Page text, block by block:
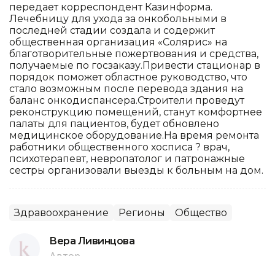
передает корреспондент Казинформа.
Лечебницу для ухода за онкобольными в
последней стадии создала и содержит
общественная организация «Солярис» на
благотворительные пожертвования и средства,
получаемые по госзаказу.Привести стационар в
порядок поможет областное руководство, что
стало возможным после перевода здания на
баланс онкодиспансера.Строители проведут
реконструкцию помещений, станут комфортнее
палаты для пациентов, будет обновлено
медицинское оборудование.На время ремонта
работники общественного хосписа ? врач,
психотерапевт, невропатолог и патронажные
сестры организовали выезды к больным на дом.
Здравоохранение Регионы Общество
Вера Ливинцова